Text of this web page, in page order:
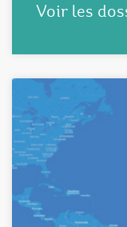
Voir les